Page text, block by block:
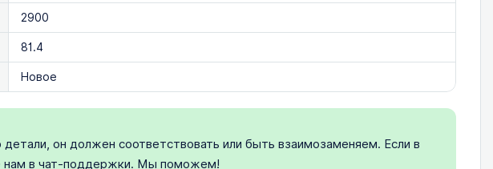
2900
81.4
Новое
он должен соответствовать или быть взаимозаменяем. Если в
нам в чат-поддержки. Мы поможем!